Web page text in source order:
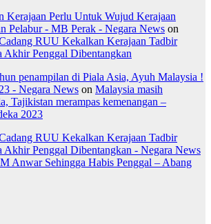
Kerajaan Perlu Untuk Wujud Kerajaan
Pelabur - MB Perak - Negara News on
RUU Kekalkan Kerajaan Tadbir
Akhir Penggal Dibentangkan
penampilan di Piala Asia, Ayuh Malaysia !
- Negara News on Malaysia masih
Tajikistan merampas kemenangan –
2023
RUU Kekalkan Kerajaan Tadbir
Akhir Penggal Dibentangkan - Negara News
Anwar Sehingga Habis Penggal – Abang